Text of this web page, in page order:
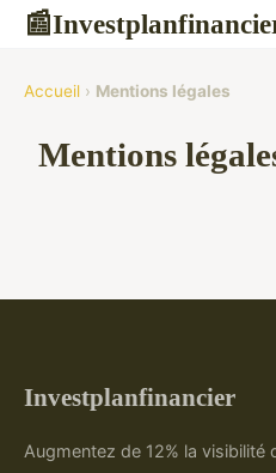
📰
Accueil › Mentions légales
Mentions
Investplanfinancier
Augmentez de 12% la